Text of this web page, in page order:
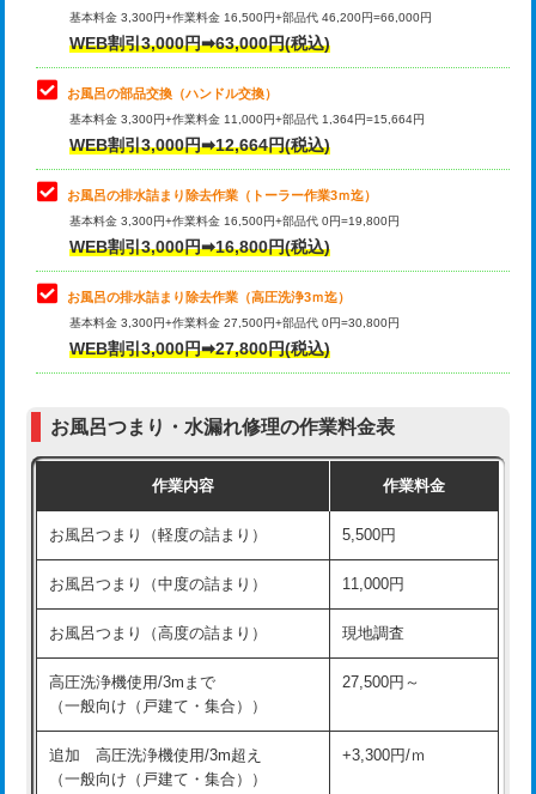
止水・漏水調査・防水処理・清掃・修
理・調整・分解・加工など（重作業）
33,000円
トイレタンク脱着
トイレ便器脱着
タンクレストイレ脱着 33,000円
小便器トイレ脱着
その他部品の脱着 8,800円～
交換・取付（タンク）
交換・取付（普通便座） 11,000円+材料費
交換・取付（温水洗浄便座） 16,500円+材料費
交換・取付(単水栓（壁付・デッキ
式）)
13,200円+材料費
交換・取付(混合水栓（壁付・デッキ
式・ワンホール）)
16,500円+材料費
交換・取付(排水栓・排水トラップ
（P/S/ポップアップ））
22,000円+材料費
交換・取付（その他部品） 11,000円+材料費
基本料金 3,300円+作業料金 16,500円+部品代 46,200円=66,000円
WEB割引3,000円➡63,000円(税込)
お風呂の部品交換（ハンドル交換）
基本料金 3,300円+作業料金 11,000円+部品代 1,364円=15,664円
WEB割引3,000円➡12,664円(税込)
お風呂の排水詰まり除去作業（トーラー作業3ｍ迄）
基本料金 3,300円+作業料金 16,500円+部品代 0円=19,800円
WEB割引3,000円➡16,800円(税込)
お風呂の排水詰まり除去作業（高圧洗浄3ｍ迄）
基本料金 3,300円+作業料金 27,500円+部品代 0円=30,800円
WEB割引3,000円➡27,800円(税込)
お風呂つまり・水漏れ修理の作業料金表
作業内容 作業料金
お風呂つまり（軽度の詰まり） 5,500円
お風呂つまり（中度の詰まり） 11,000円
お風呂つまり（高度の詰まり） 現地調査
高圧洗浄機使用/3mまで
（一般向け（戸建て・集合））
27,500円～
追加 高圧洗浄機使用/3m超え
（一般向け（戸建て・集合））
+3,300円/ｍ